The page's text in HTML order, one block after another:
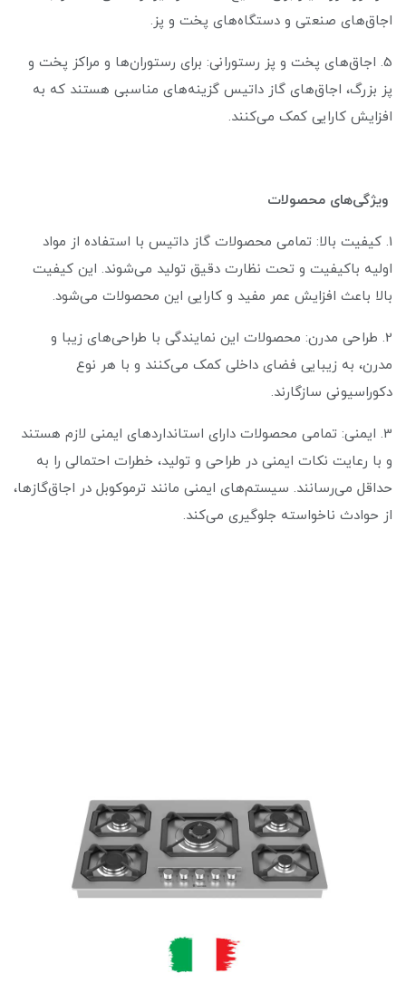
اجاق‌های صنعتی و دستگاه‌های پخت و پز.
5. اجاق‌های پخت و پز رستورانی: برای رستوران‌ها و مراکز پخت و
پز بزرگ، اجاق‌های گاز داتیس گزینه‌های مناسبی هستند که به
افزایش کارایی کمک می‌کنند.
ویژگی‌های محصولات
1. کیفیت بالا: تمامی محصولات گاز داتیس با استفاده از مواد
اولیه باکیفیت و تحت نظارت دقیق تولید می‌شوند. این کیفیت
بالا باعث افزایش عمر مفید و کارایی این محصولات می‌شود.
2. طراحی مدرن: محصولات این نمایندگی با طراحی‌های زیبا و
مدرن، به زیبایی فضای داخلی کمک می‌کنند و با هر نوع
دکوراسیونی سازگارند.
3. ایمنی: تمامی محصولات دارای استانداردهای ایمنی لازم هستند
و با رعایت نکات ایمنی در طراحی و تولید، خطرات احتمالی را به
حداقل می‌رسانند. سیستم‌های ایمنی مانند ترموکوبل در اجاق‌گازها،
از حوادث ناخواسته جلوگیری می‌کند.